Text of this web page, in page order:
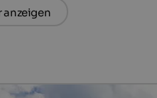
anzeigen